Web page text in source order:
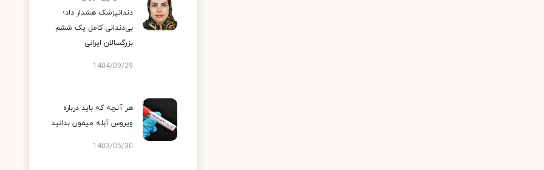
دندانپزشک هشدار داد؛
بی‌دندانی کامل یک ششم
بزرگسالان ایرانی
1404/09/29
هر آنچه که باید درباره
ویروس آبله میمون بدانید
1403/05/30